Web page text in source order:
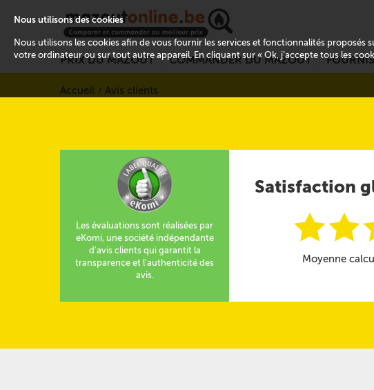
PRIX DU MAZOUT COMMANDER DU MAZOUT
Accueil Avis clients
Les évaluations sont réalisées par
eKomi, une société indépendante
d'avis clients qui garantit la
transparence et l'authenticité des
avis.
Satisfaction
ii
Moyenne
Nous utilisons des cookies
Nous utilisons les cookies afin de vous fournir les services et fonctionnalités proposés
votre ordinateur ou sur tout autre appareil. En cliquant sur « Ok, j’accepte tous les